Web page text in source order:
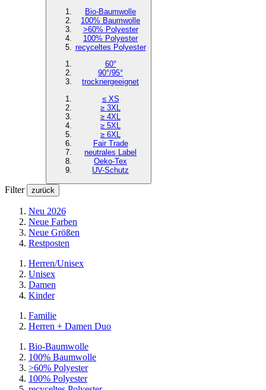
Bio-Baumwolle
100% Baumwolle
>60% Polyester
100% Polyester
recyceltes Polyester
60°
90°/95°
trocknergeeignet
≤ XS
≥ 3XL
≥ 4XL
≥ 5XL
≥ 6XL
Fair Trade
neutrales Label
Oeko-Tex
UV-Schutz
Filter zurück
Neu 2026
Neue Farben
Neue Größen
Restposten
Herren/Unisex
Unisex
Damen
Kinder
Familie
Herren + Damen Duo
Bio-Baumwolle
100% Baumwolle
>60% Polyester
100% Polyester